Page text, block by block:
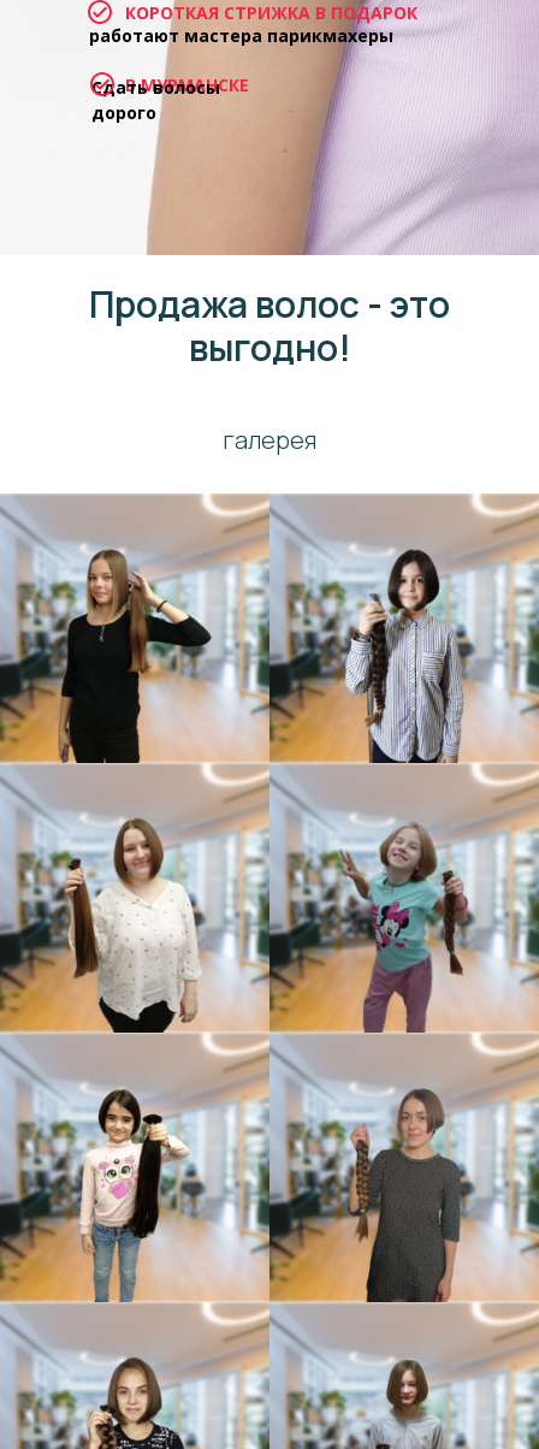
КОРОТКАЯ СТРИЖКА В ПОДАРОК
работают мастера парикмахеры
В МУРМАНСКЕ
Сдать волосы
дорого
Продажа волос - это
выгодно!
галерея